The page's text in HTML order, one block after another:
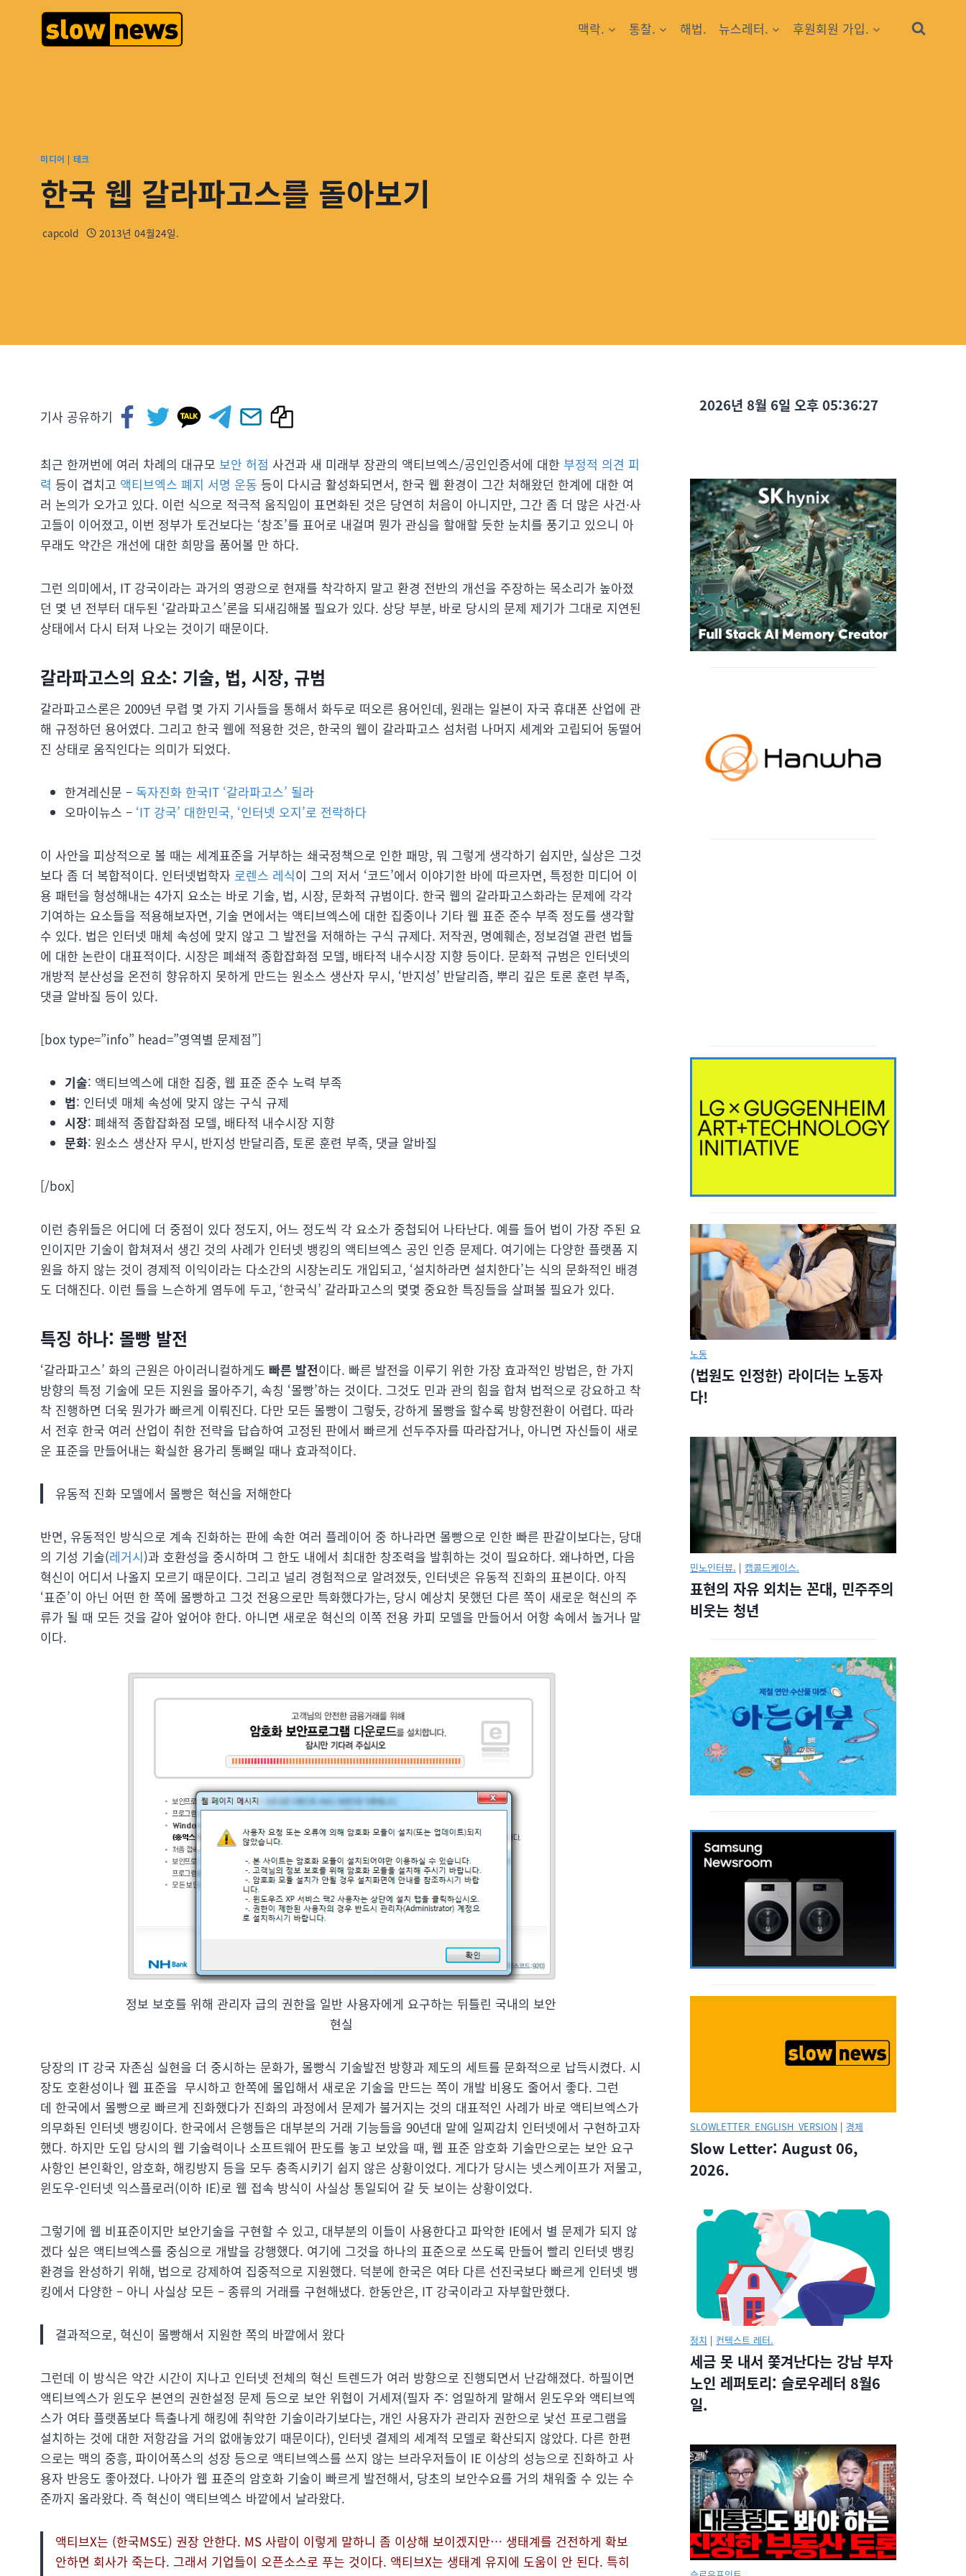
맥락. 통찰. 해법. 뉴스레터. 후원회원 가입.
미디어 | 테크
한국 웹 갈라파고스를 돌아보기
capcold 2013년 04월24일.
기사 공유하기
최근 한꺼번에 여러 차례의 대규모 보안 허점 사건과 새 미래부 장관의 액티브엑스/공인인증서에 대한 부정적 의견 피
력 등이 겹치고 액티브엑스 폐지 서명 운동 등이 다시금 활성화되면서, 한국 웹 환경이 그간 처해왔던 한계에 대한 여
러 논의가 오가고 있다. 이런 식으로 적극적 움직임이 표면화된 것은 당연히 처음이 아니지만, 그간 좀 더 많은 사건·사
고들이 이어졌고, 이번 정부가 토건보다는 ‘창조’를 표어로 내걸며 뭔가 관심을 할애할 듯한 눈치를 풍기고 있으니 아
무래도 약간은 개선에 대한 희망을 품어볼 만 하다.
그런 의미에서, IT 강국이라는 과거의 영광으로 현재를 착각하지 말고 환경 전반의 개선을 주장하는 목소리가 높아졌
던 몇 년 전부터 대두된 ‘갈라파고스’론을 되새김해볼 필요가 있다. 상당 부분, 바로 당시의 문제 제기가 그대로 지연된
상태에서 다시 터져 나오는 것이기 때문이다.
갈라파고스의 요소: 기술, 법, 시장, 규범
갈라파고스론은 2009년 무렵 몇 가지 기사들을 통해서 화두로 떠오른 용어인데, 원래는 일본이 자국 휴대폰 산업에 관
해 규정하던 용어였다. 그리고 한국 웹에 적용한 것은, 한국의 웹이 갈라파고스 섬처럼 나머지 세계와 고립되어 동떨어
진 상태로 움직인다는 의미가 되었다.
한겨레신문 – 독자진화 한국IT ‘갈라파고스’ 될라
오마이뉴스 – ‘IT 강국’ 대한민국, ‘인터넷 오지’로 전락하다
이 사안을 피상적으로 볼 때는 세계표준을 거부하는 쇄국정책으로 인한 패망, 뭐 그렇게 생각하기 쉽지만, 실상은 그것
보다 좀 더 복합적이다. 인터넷법학자 로렌스 레식이 그의 저서 ‘코드’에서 이야기한 바에 따르자면, 특정한 미디어 이
용 패턴을 형성해내는 4가지 요소는 바로 기술, 법, 시장, 문화적 규범이다. 한국 웹의 갈라파고스화라는 문제에 각각
기여하는 요소들을 적용해보자면, 기술 면에서는 액티브엑스에 대한 집중이나 기타 웹 표준 준수 부족 정도를 생각할
수 있다. 법은 인터넷 매체 속성에 맞지 않고 그 발전을 저해하는 구식 규제다. 저작권, 명예훼손, 정보검열 관련 법들
에 대한 논란이 대표적이다. 시장은 폐쇄적 종합잡화점 모델, 배타적 내수시장 지향 등이다. 문화적 규범은 인터넷의
개방적 분산성을 온전히 향유하지 못하게 만드는 원소스 생산자 무시, ‘반지성’ 반달리즘, 뿌리 깊은 토론 훈련 부족,
댓글 알바질 등이 있다.
[box type=”info” head=”영역별 문제점”]
기술: 액티브엑스에 대한 집중, 웹 표준 준수 노력 부족
법: 인터넷 매체 속성에 맞지 않는 구식 규제
시장: 폐쇄적 종합잡화점 모델, 배타적 내수시장 지향
문화: 원소스 생산자 무시, 반지성 반달리즘, 토론 훈련 부족, 댓글 알바질
[/box]
이런 층위들은 어디에 더 중점이 있다 정도지, 어느 정도씩 각 요소가 중첩되어 나타난다. 예를 들어 법이 가장 주된 요
인이지만 기술이 합쳐져서 생긴 것의 사례가 인터넷 뱅킹의 액티브엑스 공인 인증 문제다. 여기에는 다양한 플랫폼 지
원을 하지 않는 것이 경제적 이익이라는 다소간의 시장논리도 개입되고, ‘설치하라면 설치한다’는 식의 문화적인 배경
도 더해진다. 이런 틀을 느슨하게 염두에 두고, ‘한국식’ 갈라파고스의 몇몇 중요한 특징들을 살펴볼 필요가 있다.
특징 하나: 몰빵 발전
‘갈라파고스’ 화의 근원은 아이러니컬하게도 빠른 발전이다. 빠른 발전을 이루기 위한 가장 효과적인 방법은, 한 가지
방향의 특정 기술에 모든 지원을 몰아주기, 속칭 ‘몰빵’하는 것이다. 그것도 민과 관의 힘을 합쳐 법적으로 강요하고 착
착 진행하면 더욱 뭔가가 빠르게 이뤄진다. 다만 모든 몰빵이 그렇듯, 강하게 몰빵을 할수록 방향전환이 어렵다. 따라
서 전후 한국 여러 산업이 취한 전략을 답습하여 고정된 판에서 빠르게 선두주자를 따라잡거나, 아니면 자신들이 새로
운 표준을 만들어내는 확실한 용가리 통뼈일 때나 효과적이다.
유동적 진화 모델에서 몰빵은 혁신을 저해한다
반면, 유동적인 방식으로 계속 진화하는 판에 속한 여러 플레이어 중 하나라면 몰빵으로 인한 빠른 판갈이보다는, 당대
의 기성 기술(레거시)과 호환성을 중시하며 그 한도 내에서 최대한 창조력을 발휘하는 것이 필요하다. 왜냐하면, 다음
혁신이 어디서 나올지 모르기 때문이다. 그리고 널리 경험적으로 알려졌듯, 인터넷은 유동적 진화의 표본이다. 아직
‘표준’이 아닌 어떤 한 쪽에 몰빵하고 그것 전용으로만 특화했다가는, 당시 예상치 못했던 다른 쪽이 새로운 혁신의 주
류가 될 때 모든 것을 갈아 엎어야 한다. 아니면 새로운 혁신의 이쪽 전용 카피 모델을 만들어서 어항 속에서 놀거나 말
이다.
정보 보호를 위해 관리자 급의 권한을 일반 사용자에게 요구하는 뒤틀린 국내의 보안
현실
당장의 IT 강국 자존심 실현을 더 중시하는 문화가, 몰빵식 기술발전 방향과 제도의 세트를 문화적으로 납득시켰다. 시
장도 호환성이나 웹 표준을 무시하고 한쪽에 몰입해서 새로운 기술을 만드는 쪽이 개발 비용도 줄어서 좋다. 그런
데 한국에서 몰빵으로 빠르게 진화했다가 진화의 과정에서 문제가 불거지는 것의 대표적인 사례가 바로 액티브엑스가
의무화된 인터넷 뱅킹이다. 한국에서 은행들은 대부분의 거래 기능들을 90년대 말에 일찌감치 인터넷에서 구현하고자
했다. 하지만 도입 당시의 웹 기술력이나 소프트웨어 판도를 놓고 보았을 때, 웹 표준 암호화 기술만으로는 보안 요구
사항인 본인확인, 암호화, 해킹방지 등을 모두 충족시키기 쉽지 않은 상황이었다. 게다가 당시는 넷스케이프가 저물고,
윈도우-인터넷 익스플로러(이하 IE)로 웹 접속 방식이 사실상 통일되어 갈 듯 보이는 상황이었다.
그렇기에 웹 비표준이지만 보안기술을 구현할 수 있고, 대부분의 이들이 사용한다고 파악한 IE에서 별 문제가 되지 않
겠다 싶은 액티브엑스를 중심으로 개발을 강행했다. 여기에 그것을 하나의 표준으로 쓰도록 만들어 빨리 인터넷 뱅킹
환경을 완성하기 위해, 법으로 강제하여 집중적으로 지원했다. 덕분에 한국은 여타 다른 선진국보다 빠르게 인터넷 뱅
킹에서 다양한 – 아니 사실상 모든 – 종류의 거래를 구현해냈다. 한동안은, IT 강국이라고 자부할만했다.
결과적으로, 혁신이 몰빵해서 지원한 쪽의 바깥에서 왔다
그런데 이 방식은 약간 시간이 지나고 인터넷 전체의 혁신 트렌드가 여러 방향으로 진행되면서 난감해졌다. 하필이면
액티브엑스가 윈도우 본연의 권한설정 문제 등으로 보안 위협이 거세져(필자 주: 엄밀하게 말해서 윈도우와 액티브엑
스가 여타 플랫폼보다 특출나게 해킹에 취약한 기술이라기보다는, 개인 사용자가 관리자 권한으로 낯선 프로그램을
설치하는 것에 대한 저항감을 거의 없애놓았기 때문이다), 인터넷 결제의 세계적 모델로 확산되지 않았다. 다른 한편
으로는 맥의 중흥, 파이어폭스의 성장 등으로 액티브엑스를 쓰지 않는 브라우저들이 IE 이상의 성능으로 진화하고 사
용자 반응도 좋아졌다. 나아가 웹 표준의 암호화 기술이 빠르게 발전해서, 당초의 보안수요를 거의 채워줄 수 있는 수
준까지 올라왔다. 즉 혁신이 액티브엑스 바깥에서 날라왔다.
액티브X는 (한국MS도) 권장 안한다. MS 사람이 이렇게 말하니 좀 이상해 보이겠지만… 생태계를 건전하게 확보
안하면 회사가 죽는다. 그래서 기업들이 오픈소스로 푸는 것이다. 액티브X는 생태계 유지에 도움이 안 된다. 특히
2026년 8월 6일 오후 05:36:28
노동
(법원도 인정한) 라이더는 노동자
다!
민노인터뷰. | 캡콜드케이스.
표현의 자유 외치는 꼰대, 민주주의
비웃는 청년
SLOWLETTER_ENGLISH_VERSION | 경제
Slow Letter: August 06,
2026.
정치 | 컨텍스트 레터.
세금 못 내서 쫓겨난다는 강남 부자
노인 레퍼토리: 슬로우레터 8월6
일.